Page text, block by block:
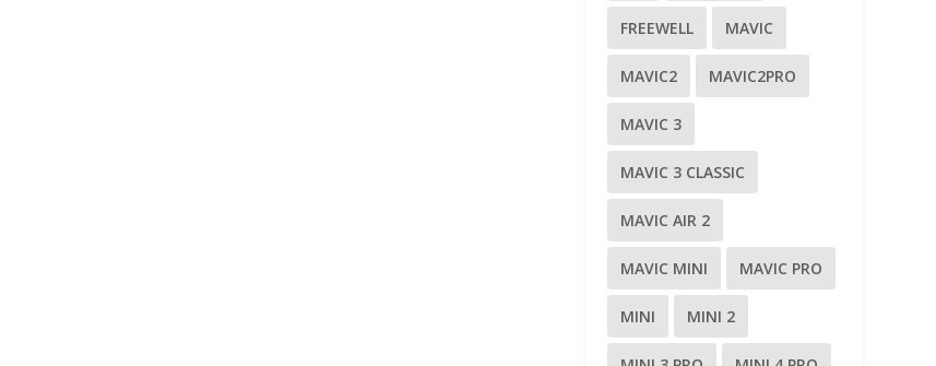
FREEWELL MAVIC
MAVIC2 MAVIC2PRO
MAVIC 3
MAVIC 3 CLASSIC
MAVIC AIR 2
MAVIC MINI MAVIC PRO
MINI MINI 2